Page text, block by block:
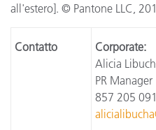
all'estero]. © Pantone LLC,
Contatto
Corporate:
Alicia
PR Manager
857 205